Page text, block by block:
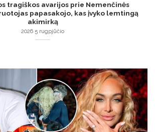
tragiškos avarijos prie Nemenčinės
papasakojo, kas įvyko lemtingą
akimirką
2026 5 rugpjūčio